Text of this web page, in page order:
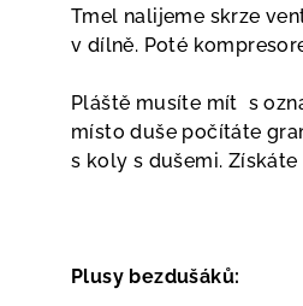
Tmel nalijeme skrze
v dílně. Poté
Pláště musíte mít s
místo duše počítáte
s koly s dušemi.
Plusy bezdušáků: